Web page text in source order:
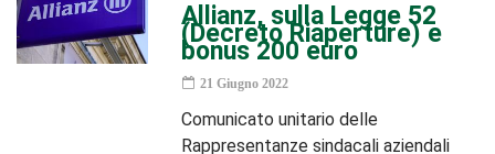
Allianz, sulla Legge 52
(Decreto Riaperture) e
bonus 200 euro
21 Giugno 2022
Comunicato unitario delle
Rappresentanze sindacali aziendali